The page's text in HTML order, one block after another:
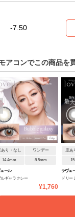
-7.50
アコンでこの商品を
り・なし ワンデー
14.4mm 8.5mm
ール
ルギャラクシー
¥1,760
度あ
ラヴェ
ドリー